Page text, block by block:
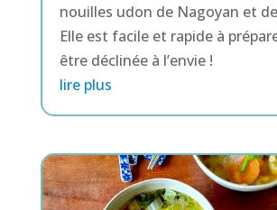
nouilles udon de Nagoyan et
Elle est facile et rapide à
être déclinée à l’envie !
lire plus